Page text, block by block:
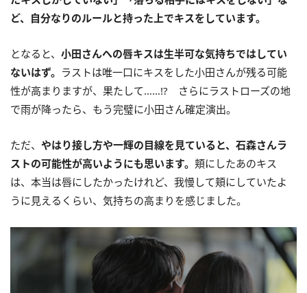
ど、自分なりのルールと持った上でキスをしています。
となると、 小田さんへの唇キスは生半可な気持ちではしてい
ないはず。 ラストは唯一口にキスをした小田さんが残る可能
性が高まりますが、果たして……!? さらにラストローズの地
で雨が降ったら、もう完璧に小田さん確定演出。
ただ、 やはり接し方や一輝の目線を見ていると、石森さんラ
ストの可能性が高いようにも思います。 頬にしたあのキス
は、本当は唇にしたかったけれど、我慢して頬にしていたよ
うに見えるくらい、気持ちの高まりを感じました。